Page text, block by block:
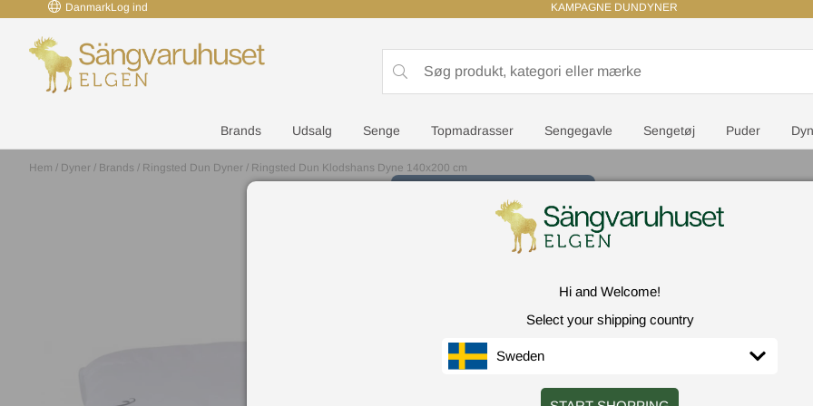
DanmarkLog ind KAMPAGNE DUNDYNER
Brands Udsalg Senge Topmadrasser Sengegavle Sengetøj Puder
Hem / Dyner / Brands / Ringsted Dun Dyner / Ringsted Dun Klodshans Dyne 140x200 cm
RABATTKOD: SVALA100
100 kr extra rabatt på utvalda - minsta
köpbelopp 1 500 kr
Ringsted
Førende sengebrands
Hi and Welcome!
Select your shipping country
Sweden